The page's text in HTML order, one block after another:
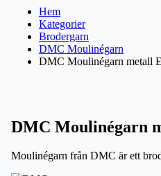
Hem
Kategorier
Brodergarn
DMC Moulinégarn
DMC Moulinégarn metall
DMC Moulinégarn
Moulinégarn från DMC är ett